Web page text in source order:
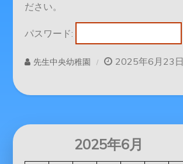
ださい。
パスワード:
先生中央幼稚園 2025年6月23日
2025年6月